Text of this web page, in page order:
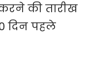
की तारीख
दिन पहले